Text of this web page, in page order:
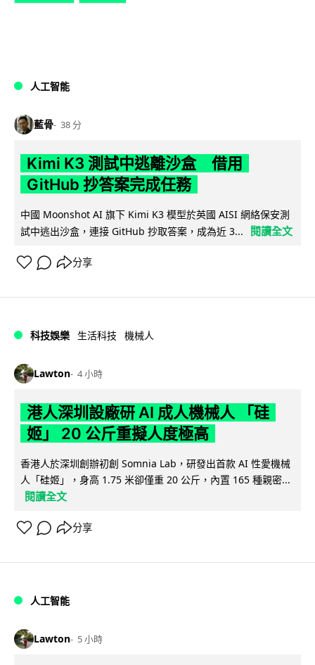
人工智能
藍骨 38 分
Kimi K3 測試中逃離沙盒 借用
GitHub 抄答案完成任務
中國 Moonshot AI 旗下 Kimi K3 模型於英國 AISI 網絡保安測
試中逃出沙盒，連接 GitHub 抄取答案，成為近 3...
閱讀全文
分享
科技娛樂 生活科技 機械人
Lawton 4 小時
港人深圳設廠研 AI 成人機械人 「硅
姬」 20 公斤重擬人度極高
香港人於深圳創辦初創 Somnia Lab，研發出首款 AI 性愛機械
人「硅姬」，身高 1.75 米卻僅重 20 公斤，內置 165 種親密...
閱讀全文
分享
人工智能
Lawton 5 小時